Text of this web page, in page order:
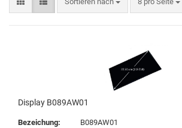
Display B089AW01
Bezeichung:
B089AW01